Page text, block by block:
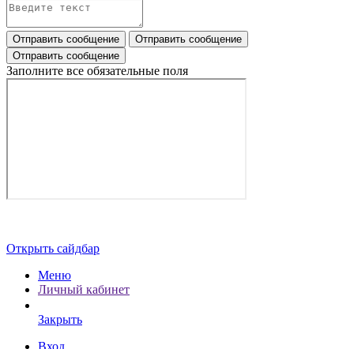
Заполните все обязательные поля
Открыть сайдбар
Меню
Личный кабинет
Закрыть